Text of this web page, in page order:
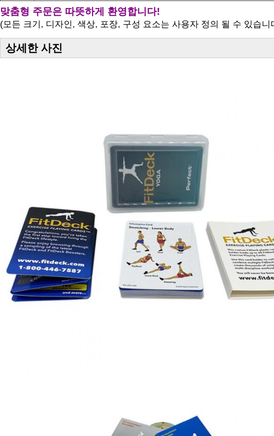
맞춤형 주문은 따뜻하게 환영합니다!
(모든 크기, 디자인, 색상, 포장, 구성 요소는 사용자 정의 될 수 있습니
상세한 사진